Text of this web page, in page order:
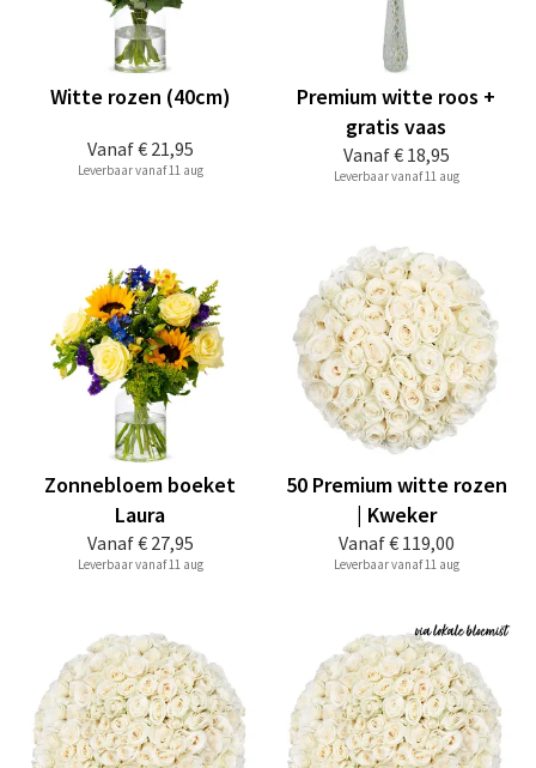
Vanaf€ 21,95
Witte rozen (40cm)
Leverbaar vanaf 11 aug
Vanaf€ 18,95
Premium witte roos +
gratis vaas
Leverbaar vanaf 11 aug
Vanaf€ 27,95
Zonnebloem boeket
Laura
Leverbaar vanaf 11 aug
Vanaf€ 119,00
50 Premium witte rozen
| Kweker
Leverbaar vanaf 11 aug